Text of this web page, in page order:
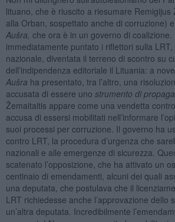
lituano, che è riuscito a riesumare Remigijus
alla Orban, sospettato anche di corruzione)
Aušra, che ora è in un governo di
immediatamente puntato i riflettori sulla LRT,
nazionale, diventata il terreno di scontro su
dell’indipendenza editoriale il Lituania: a
Aušra ha presentato, tra l’altro, una
accusata di essere uno strumento di
Žemaitaitis appare come una vendetta
accusa di essersi mobilitati nell’informare
suoi processi per corruzione. Il governo ha
contro LRT, la procedura d’urgenza che
nazionali e alle emergenze di sicurezza.
scatenato l’opposizione, che ha attivato un
centinaio di emendamenti, alcuni dei quali
una deputata, che postulava che il
LRT richiedesse anche l’approvazione dello
un’altra deputata. Incredibilmente